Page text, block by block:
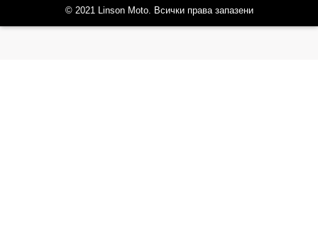
© 2021 Linson Moto. Всички права запазени